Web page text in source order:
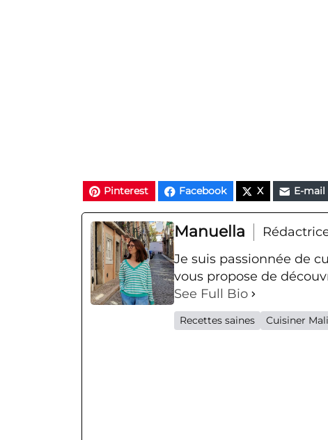
Pinterest Facebook X E-mail
Manuella
Je suis passionnée de
vous propose de
See Full Bio
Recettes saines Cuisiner